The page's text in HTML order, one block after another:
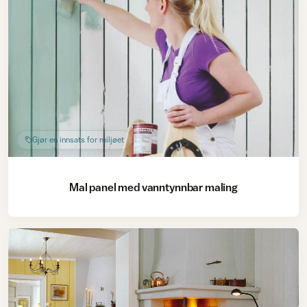
Gjør en innsats for miljøet
Mal panel med vanntynnbar maling